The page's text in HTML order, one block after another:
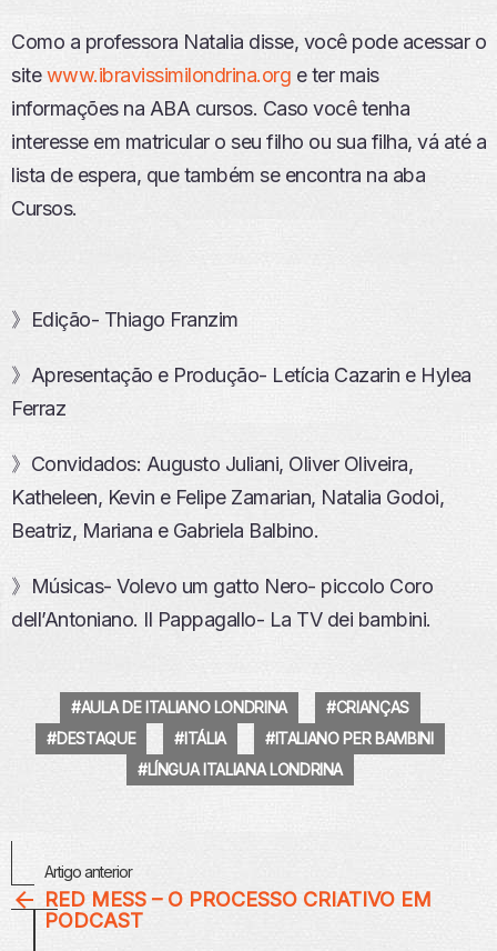
Como a professora Natalia disse, você pode acessar o
sitewww.ibravissimilondrina.org e ter mais
informações na ABA cursos. Caso você tenha
interesse em matricular o seu filho ou sua filha, vá até a
lista de espera, que também se encontra na aba
Cursos.
》Edição- Thiago Franzim
》Apresentação e Produção- Letícia Cazarin e Hylea
Ferraz
》Convidados: Augusto Juliani, Oliver Oliveira,
Katheleen, Kevin e Felipe Zamarian, Natalia Godoi,
Beatriz, Mariana e Gabriela Balbino.
》Músicas- Volevo um gatto Nero- piccolo Coro
dell’Antoniano. Il Pappagallo- La TV dei bambini.
AULA DE ITALIANO LONDRINA
CRIANÇAS
DESTAQUE
ITÁLIA
ITALIANO PER BAMBINI
LÍNGUA ITALIANA LONDRINA
MaisArtigo anterior
RED MESS – O PROCESSO CRIATIVO EM
PODCAST